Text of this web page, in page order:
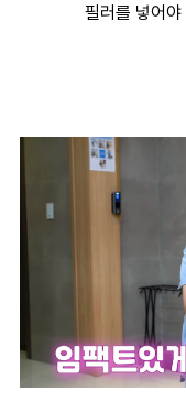
필러를 넣어